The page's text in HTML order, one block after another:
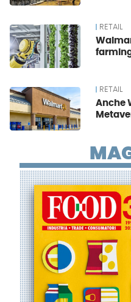
RETAIL
RETAIL
Anche